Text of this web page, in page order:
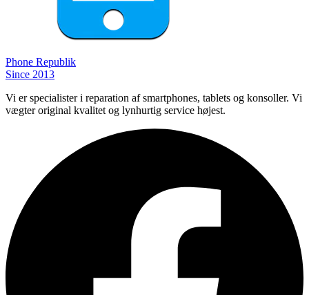
Phone Republik
Since 2013
Vi er specialister i reparation af smartphones, tablets og konsoller. Vi
vægter original kvalitet og lynhurtig service højest.